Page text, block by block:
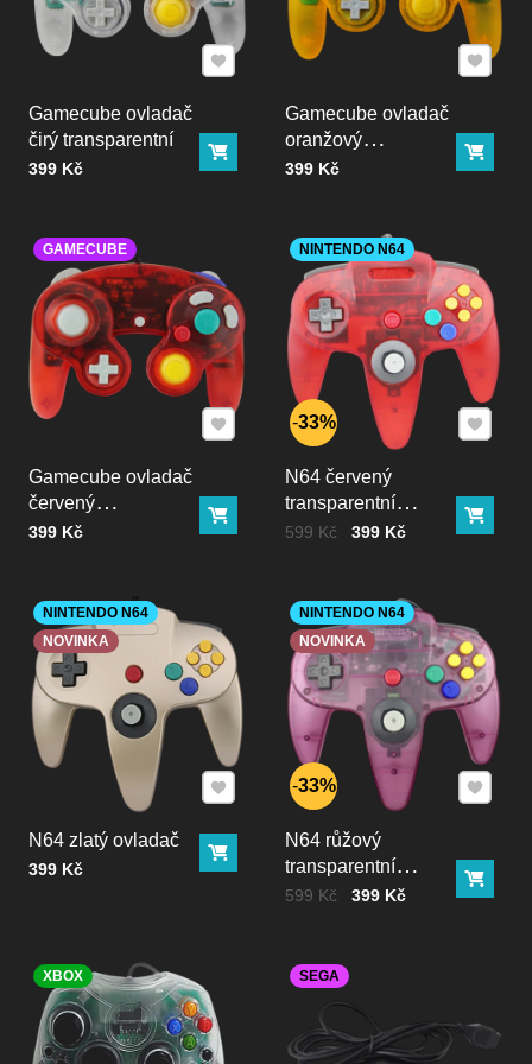
Gamecube ovladač
čirý transparentní
Cena bez DPH
399 Kč Do košíku
Přidat k Oblíbeným
Gamecube ovladač
oranžový
transparentní
Cena bez DPH
399 Kč Do
Přidat k
Gamecube ovladač
červený
transparentní
Cena bez DPH
399 Kč Do košíku
GAMECUBE
Přidat k Oblíbeným
N64 červený
transparentní
ovladač
Cena bez DPH
399 Kč
Před slevou:
599 Kč Do
NINTENDO N64
33% Přidat k
N64 zlatý ovladač
Cena bez DPH
399 Kč Do košíku
NINTENDO N64
NOVINKA
Přidat k Oblíbeným
N64 růžový
transparentní
ovladač
Cena bez DPH
399 Kč
Před slevou:
599 Kč Do
NINTENDO N64
NOVINKA
33% Přidat k
XBOX SEGA